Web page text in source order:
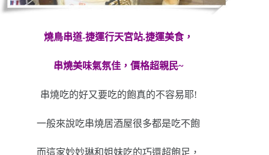
燒鳥串道-捷運行天宮站.捷運美食，
串燒美味氣氛佳，價格超親民~
串燒吃的好又要吃的飽真的不容易耶!
一般來說吃串燒居酒屋很多都是吃不飽
而這家妙妙琳和姐妹吃的巧還超飽足，